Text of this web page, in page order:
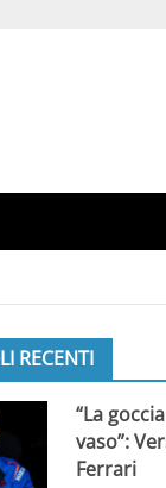
RECENTI
“La
vaso”:
Ferrari